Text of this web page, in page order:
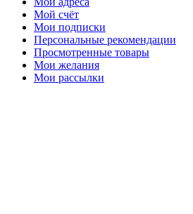
Мой счёт
Мои подписки
Персональные рекомендации
Просмотренные товары
Мои желания
Мои рассылки